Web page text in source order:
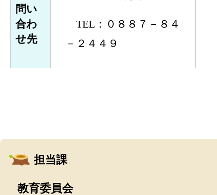
問い
合わ
せ先
TEL：０８８７－８４
－２４４９
担当課
教育委員会